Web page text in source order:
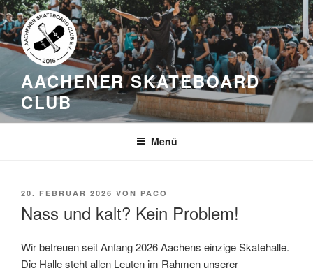
Zum
Inhalt
springen
AACHENER SKATEBOARD
CLUB
Menü
VERÖFFENTLICHT
20. FEBRUAR 2026 VON PACO
Nass und kalt? Kein Problem!
Wir betreuen seit Anfang 2026 Aachens einzige Skatehalle.
Die Halle steht allen Leuten im Rahmen unserer